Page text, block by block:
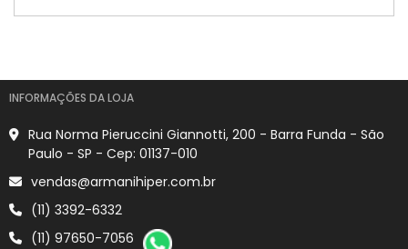
INFORMAÇÕES DA LOJA
Rua Norma Pieruccini Giannotti, 200 - Barra Funda - São
Paulo - SP - Cep: 01137-010
vendas@armanihiper.com.br
(11) 3392-6332
(11) 97650-7056